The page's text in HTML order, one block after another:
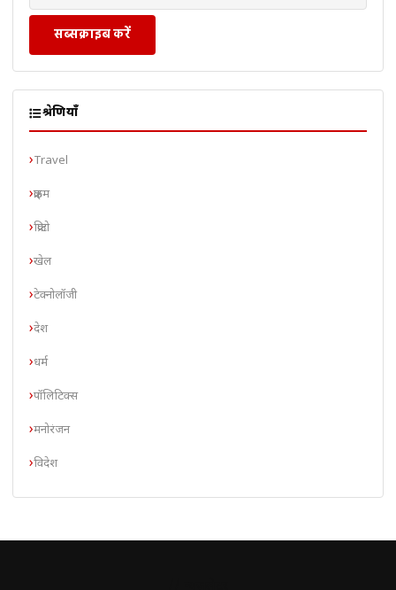
सब्सक्राइब करें
श्रेणियाँ
Travel
क्राइम
क्रिप्टो
खेल
टेक्नोलॉजी
देश
धर्म
पॉलिटिक्स
मनोरंजन
विदेश